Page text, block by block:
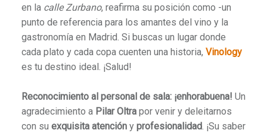
en la calle Zurbano, reafirma su posición como -un
punto de referencia para los amantes del vino y la
gastronomía en Madrid. Si buscas un lugar donde
cada plato y cada copa cuenten una historia, Vinology
es tu destino ideal. ¡Salud!
Reconocimiento al personal de sala: ¡enhorabuena! Un
agradecimiento a Pilar Oltrapor venir y deleitarnos
con su exquisita atencióny profesionalidad. ¡Su saber